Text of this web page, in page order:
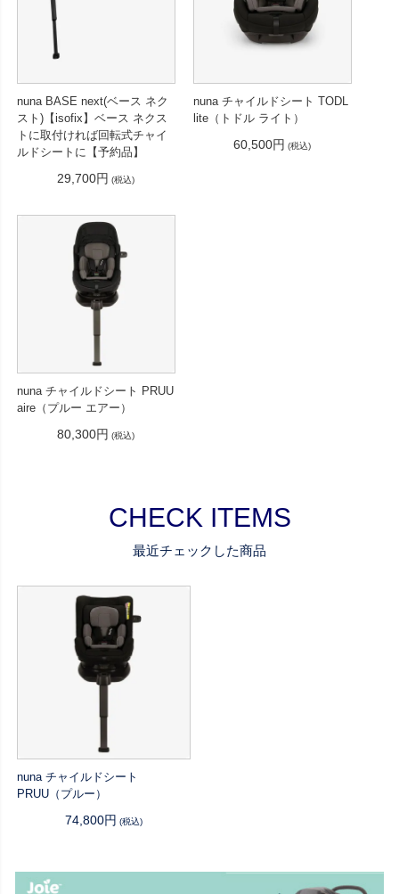
nuna BASE next(ベース ネク
スト)【isofix】ベース ネクス
トに取付ければ回転式チャイ
ルドシートに【予約品】
29,700円 (税込)
nuna チャイルドシート TODL
lite（トドル ライト）
60,500円 (税込)
nuna チャイルドシート PRUU
aire（プルー エアー）
80,300円 (税込)
CHECK ITEMS
最近チェックした商品
nuna チャイルドシート
PRUU（プルー）
74,800円 (税込)